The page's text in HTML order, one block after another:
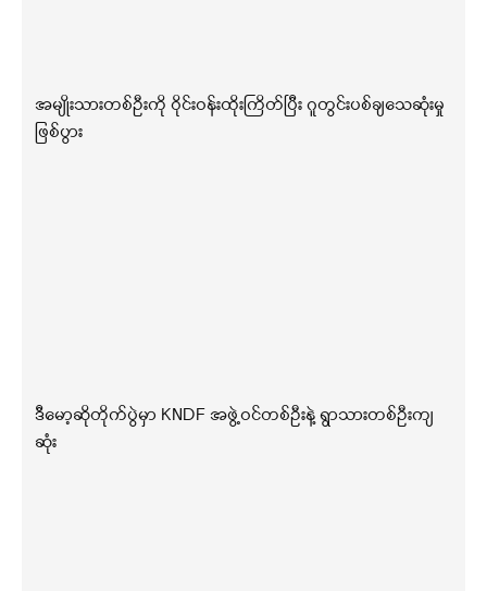
အမျိုးသားတစ်ဦးကို ဝိုင်းဝန်းထိုးကြိတ်ပြီး ဂူတွင်းပစ်ချသေဆုံးမှု
ဖြစ်ပွား
ဒီမော့ဆိုတိုက်ပွဲမှာ KNDF အဖွဲ့ဝင်တစ်ဦးနဲ့ ရွာသားတစ်ဦးကျ
ဆုံး